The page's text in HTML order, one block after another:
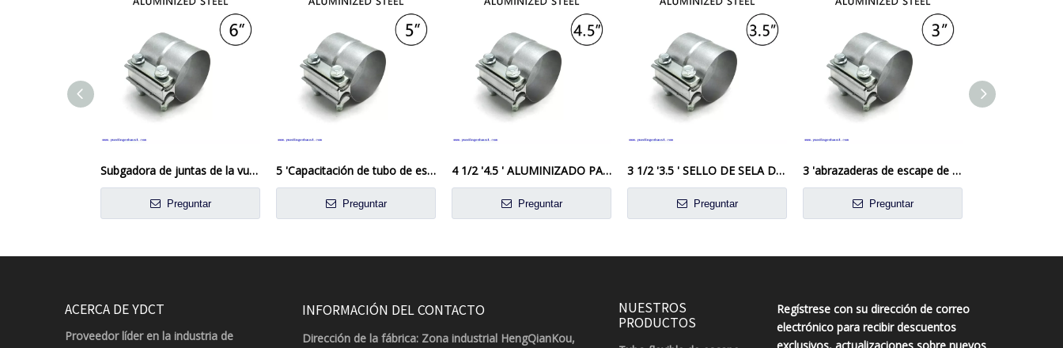
Subgadora de juntas de la vuelta de acero aluminizada de 6 pulgadas, abrazadera de banda de escape
Preguntar
5 'Capacitación de tubo de escape de la junta de vuelta de acero aluminizado de acero preformado
Preguntar
4 1/2 '4.5 ' ALUMINIZADO PASO DE ANTAJE DE ACTURA DE ACTA 4.5 'OD TO 4.50 ' ID
Preguntar
3 1/2 '3.5 ' SELLO DE SELA DE SELLO DE ESCARA
Preguntar
3 'abrazaderas de escape de la vuelta de acero aluminizado
Preguntar
ACERCA DE YDCT
Proveedor líder en la industria de
INFORMACIÓN DEL CONTACTO
Dirección de la fábrica: Zona industrial HengQianKou,
NUESTROS
PRODUCTOS
Regístrese con su dirección de correo
electrónico para recibir descuentos